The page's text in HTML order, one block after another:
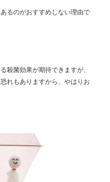
るのがおすすめしない理由で
殺菌効果が期待できますが、
れもありますから、やはりお